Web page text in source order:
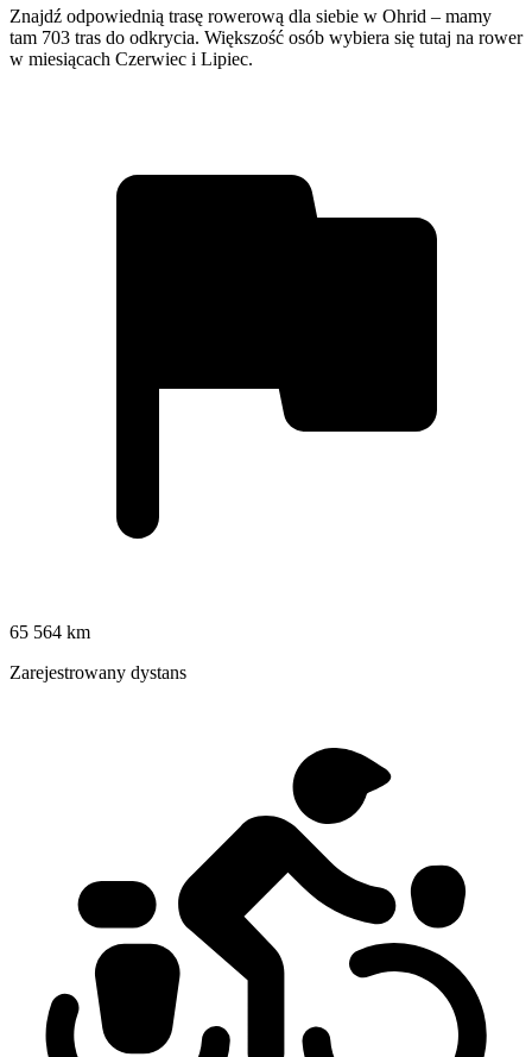
Znajdź odpowiednią trasę rowerową dla siebie w Ohrid – mamy
tam 703 tras do odkrycia. Większość osób wybiera się tutaj na rower
w miesiącach Czerwiec i Lipiec.
65 564 km
Zarejestrowany dystans